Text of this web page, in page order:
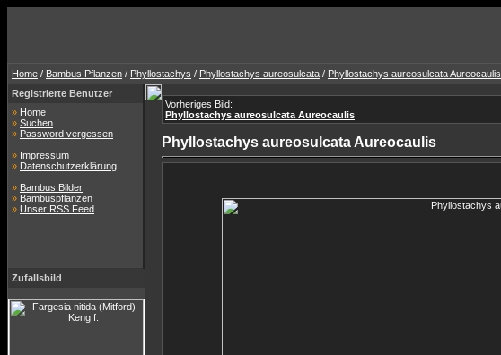
Home / Bambus Pflanzen / Phyllostachys / Phyllostachys aureosulcata / Phyllostachys aureosulcata Aureocaulis
Registrierte Benutzer
» Home
» Suchen
» Password vergessen
» Impressum
» Datenschutzerklärung
» Bambus Bilder
» Bambuspflanzen
» Unser RSS Feed
Zufallsbild
Vorheriges Bild:
Phyllostachys aureosulcata Aureocaulis
Phyllostachys aureosulcata Aureocaulis